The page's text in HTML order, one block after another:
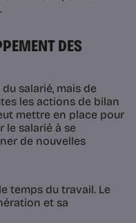
DES
salarié, mais de
les actions de bilan
mettre en place pour
le salarié à se
de nouvelles
temps du travail. Le
et sa